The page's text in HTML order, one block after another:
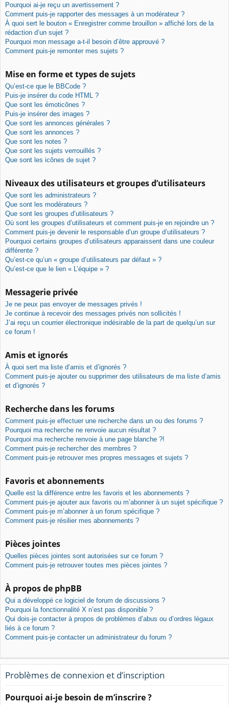
Pourquoi ai-je reçu un avertissement ?
Comment puis-je rapporter des messages à un modérateur ?
À quoi sert le bouton « Enregistrer comme brouillon » affiché lors de la
rédaction d’un sujet ?
Pourquoi mon message a-t-il besoin d’être approuvé ?
Comment puis-je remonter mes sujets ?
Mise en forme et types de sujets
Qu’est-ce que le BBCode ?
Puis-je insérer du code HTML ?
Que sont les émoticônes ?
Puis-je insérer des images ?
Que sont les annonces générales ?
Que sont les annonces ?
Que sont les notes ?
Que sont les sujets verrouillés ?
Que sont les icônes de sujet ?
Niveaux des utilisateurs et groupes d’utilisateurs
Que sont les administrateurs ?
Que sont les modérateurs ?
Que sont les groupes d’utilisateurs ?
Où sont les groupes d’utilisateurs et comment puis-je en rejoindre un ?
Comment puis-je devenir le responsable d’un groupe d’utilisateurs ?
Pourquoi certains groupes d’utilisateurs apparaissent dans une couleur
différente ?
Qu’est-ce qu’un « groupe d’utilisateurs par défaut » ?
Qu’est-ce que le lien « L’équipe » ?
Messagerie privée
Je ne peux pas envoyer de messages privés !
Je continue à recevoir des messages privés non sollicités !
J’ai reçu un courrier électronique indésirable de la part de quelqu’un sur
ce forum !
Amis et ignorés
À quoi sert ma liste d’amis et d’ignorés ?
Comment puis-je ajouter ou supprimer des utilisateurs de ma liste d’amis
et d’ignorés ?
Recherche dans les forums
Comment puis-je effectuer une recherche dans un ou des forums ?
Pourquoi ma recherche ne renvoie aucun résultat ?
Pourquoi ma recherche renvoie à une page blanche ?!
Comment puis-je rechercher des membres ?
Comment puis-je retrouver mes propres messages et sujets ?
Favoris et abonnements
Quelle est la différence entre les favoris et les abonnements ?
Comment puis-je ajouter aux favoris ou m’abonner à un sujet spécifique ?
Comment puis-je m’abonner à un forum spécifique ?
Comment puis-je résilier mes abonnements ?
Pièces jointes
Quelles pièces jointes sont autorisées sur ce forum ?
Comment puis-je retrouver toutes mes pièces jointes ?
À propos de phpBB
Qui a développé ce logiciel de forum de discussions ?
Pourquoi la fonctionnalité X n’est pas disponible ?
Qui dois-je contacter à propos de problèmes d’abus ou d’ordres légaux
liés à ce forum ?
Comment puis-je contacter un administrateur du forum ?
Problèmes de connexion et d’inscription
Pourquoi ai-je besoin de m’inscrire ?